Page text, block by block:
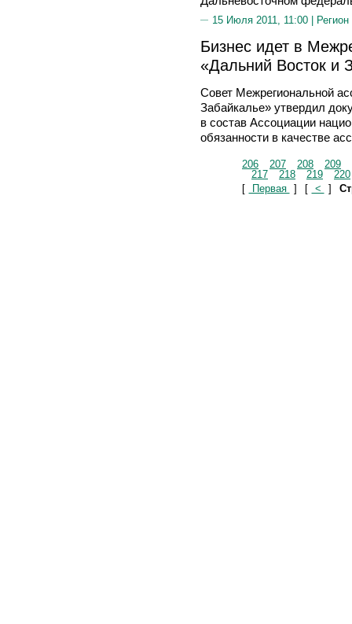
15 Июля 2011, 11:00 |
Бизнес идет в
«Дальний Восток и
Совет Межрегиональной
Забайкалье» утвердил
в состав Ассоциации
обязанности в качестве
206 207 208
209
217
218 219
220
[
Первая ] [ < ]